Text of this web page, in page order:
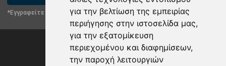
για την βελτίωση της εμπειρίας
περιήγησης στην ιστοσελίδα μας,
για την εξατομίκευση
περιεχομένου και διαφημίσεων,
την παροχή λειτουργιών
*Εγγραφείτε στο newsletter μας